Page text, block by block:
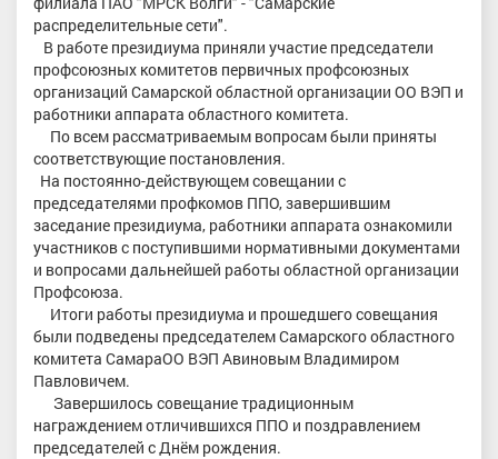
распределительные сети".
В работе президиума приняли участие председатели
профсоюзных комитетов первичных профсоюзных
организаций Самарской областной организации ОО ВЭП и
работники аппарата областного комитета.
По всем рассматриваемым вопросам были приняты
соответствующие постановления.
На постоянно-действующем совещании с
председателями профкомов ППО, завершившим
заседание президиума, работники аппарата ознакомили
участников с поступившими нормативными документами
и вопросами дальнейшей работы областной организации
Профсоюза.
Итоги работы президиума и прошедшего совещания
были подведены председателем Самарского областного
комитета СамараОО ВЭП Авиновым Владимиром
Павловичем.
Завершилось совещание традиционным
награждением отличившихся ППО и поздравлением
председателей с Днём рождения.